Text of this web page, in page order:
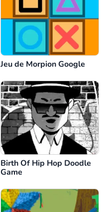
Jeu de Morpion Google
Birth Of Hip Hop Doodle
Game